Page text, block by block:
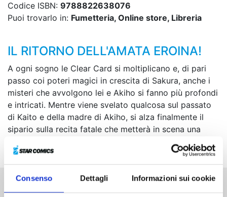
Consenso Dettagli Informazioni sui cookie
Codice ISBN: 9788822638076
Puoi trovarlo in: Fumetteria, Online store, Libreria
IL RITORNO DELL'AMATA EROINA!
A ogni sogno le Clear Card si moltiplicano e, di pari
passo coi poteri magici in crescita di Sakura, anche i
misteri che avvolgono lei e Akiho si fanno più profondi
e intricati. Mentre viene svelato qualcosa sul passato
di Kaito e della madre di Akiho, si alza finalmente il
sipario sulla recita fatale che metterà in scena una